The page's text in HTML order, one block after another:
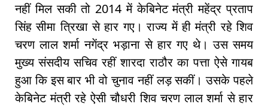
नहीं मिल सकी तो 2014 में केबिनेट मंत्री महेंद्र प्रताप
सिंह सीमा त्रिखा से हार गए। राज्य में ही मंत्री रहे शिव
चरण लाल शर्मा नगेंद्र भड़ाना से हार गए थे। उस समय
मुख्य संसदीय सचिव रहीं शारदा राठौर का पत्ता ऐसे गायब
हुआ कि इस बार भी वो चुनाव नहीं लड़ सकीं। उसके पहले
केबिनेट मंत्री रहे ऐसी चौधरी शिव चरण लाल शर्मा से हार